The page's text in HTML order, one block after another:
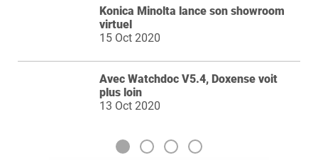
Konica Minolta lance son showroom
virtuel
15 Oct 2020
Avec Watchdoc V5.4, Doxense voit
plus loin
13 Oct 2020